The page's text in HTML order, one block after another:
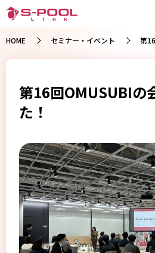
HOME セミナー・イベント 第
第16回OMUSUBIの
た！